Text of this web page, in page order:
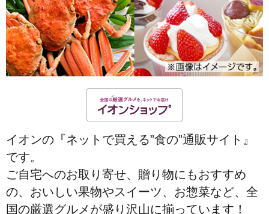
イオンの『ネットで買える”食の”通販サイト』
です。
ご自宅へのお取り寄せ、贈り物にもおすすめ
の、おいしい果物やスイーツ、お惣菜など、全
国の厳選グルメが盛り沢山に揃っています！